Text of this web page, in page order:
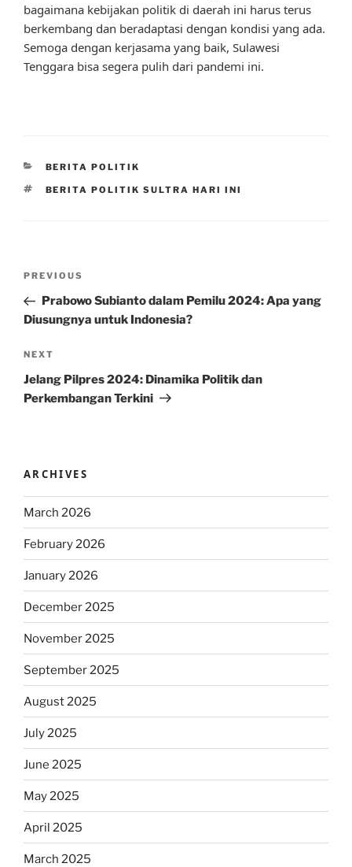
bagaimana kebijakan politik di daerah ini harus terus
berkembang dan beradaptasi dengan kondisi yang ada.
Semoga dengan kerjasama yang baik, Sulawesi
Tenggara bisa segera pulih dari pandemi ini.
CATEGORIES
BERITA POLITIK
TAGS
BERITA POLITIK SULTRA HARI INI
Previous
Post
PREVIOUS
Prabowo Subianto dalam Pemilu 2024: Apa yang
Diusungnya untuk Indonesia?
Next
Post
NEXT
Jelang Pilpres 2024: Dinamika Politik dan
Perkembangan Terkini
ARCHIVES
March 2026
February 2026
January 2026
December 2025
November 2025
September 2025
August 2025
July 2025
June 2025
May 2025
April 2025
March 2025